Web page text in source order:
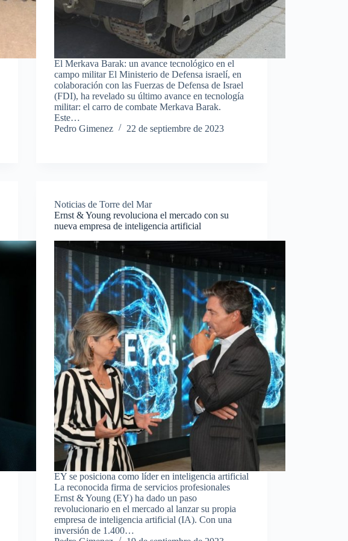
El Merkava Barak: un avance tecnológico en el
campo militar El Ministerio de Defensa israelí, en
colaboración con las Fuerzas de Defensa de Israel
(FDI), ha revelado su último avance en tecnología
militar: el carro de combate Merkava Barak.
Este…
Pedro Gimenez
22 de septiembre de 2023
Noticias de Torre del Mar
Ernst & Young revoluciona el mercado con su
nueva empresa de inteligencia artificial
EY se posiciona como líder en inteligencia artificial
La reconocida firma de servicios profesionales
Ernst & Young (EY) ha dado un paso
revolucionario en el mercado al lanzar su propia
empresa de inteligencia artificial (IA). Con una
inversión de 1.400…